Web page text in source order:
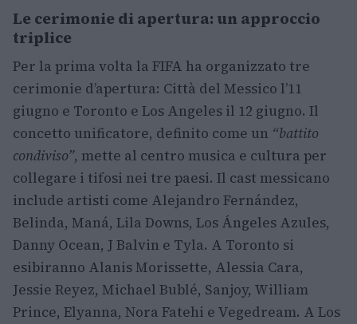
Le cerimonie di apertura: un approccio
triplice
Per la prima volta la FIFA ha organizzato tre
cerimonie d’apertura: Città del Messico l’11
giugno e Toronto e Los Angeles il 12 giugno. Il
concetto unificatore, definito come un “battito
condiviso”, mette al centro musica e cultura per
collegare i tifosi nei tre paesi. Il cast messicano
include artisti come Alejandro Fernández,
Belinda, Maná, Lila Downs, Los Ángeles Azules,
Danny Ocean, J Balvin e Tyla. A Toronto si
esibiranno Alanis Morissette, Alessia Cara,
Jessie Reyez, Michael Bublé, Sanjoy, William
Prince, Elyanna, Nora Fatehi e Vegedream. A Los